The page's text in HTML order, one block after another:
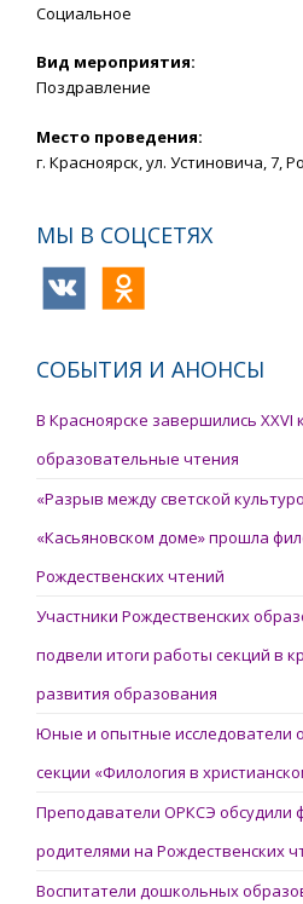
Социальное
Вид мероприятия:
Поздравление
Место проведения:
г. Красноярск, ул. Устиновича, 7,
МЫ В СОЦСЕТЯХ
СОБЫТИЯ И АНОНСЫ
В Красноярске завершились
образовательные чтения
«Разрыв между светской
«Касьяновском доме» прошла
Рождественских чтений
Участники Рождественских
подвели итоги работы секций в
развития образования
Юные и опытные исследователи
секции «Филология в
Преподаватели ОРКСЭ обсудили
родителями на Рождественских
Воспитатели дошкольных